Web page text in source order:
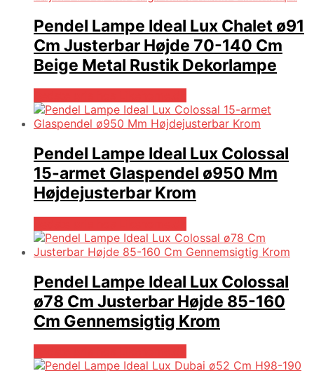
Pendel Lampe Ideal Lux Chalet ø91
Cm Justerbar Højde 70-140 Cm
Beige Metal Rustik Dekorlampe
Pendel Lampe Ideal Lux Colossal
15-armet Glaspendel ø950 Mm
Højdejusterbar Krom
Pendel Lampe Ideal Lux Colossal
ø78 Cm Justerbar Højde 85-160
Cm Gennemsigtig Krom